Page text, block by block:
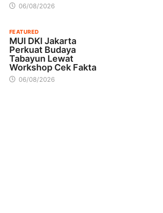
06/08/2026
FEATURED
MUI DKI Jakarta
Perkuat Budaya
Tabayun Lewat
Workshop Cek Fakta
06/08/2026